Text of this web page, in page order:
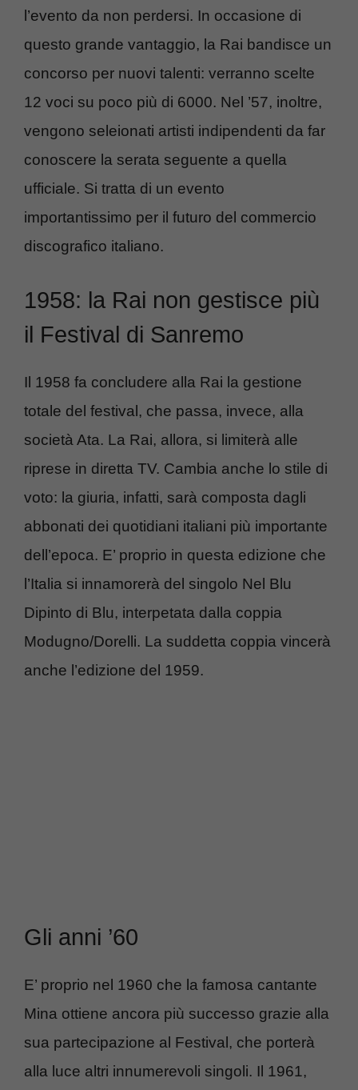
l’evento da non perdersi. In occasione di
questo grande vantaggio, la Rai bandisce un
concorso per nuovi talenti: verranno scelte
12 voci su poco più di 6000. Nel ’57, inoltre,
vengono seleionati artisti indipendenti da far
conoscere la serata seguente a quella
ufficiale. Si tratta di un evento
importantissimo per il futuro del commercio
discografico italiano.
1958: la Rai non gestisce più
il Festival di Sanremo
Il 1958 fa concludere alla Rai la gestione
totale del festival, che passa, invece, alla
società Ata. La Rai, allora, si limiterà alle
riprese in diretta TV. Cambia anche lo stile di
voto: la giuria, infatti, sarà composta dagli
abbonati dei quotidiani italiani più importante
dell’epoca. E’ proprio in questa edizione che
l’Italia si innamorerà del singolo Nel Blu
Dipinto di Blu, interpetata dalla coppia
Modugno/Dorelli. La suddetta coppia vincerà
anche l’edizione del 1959.
Gli anni ’60
E’ proprio nel 1960 che la famosa cantante
Mina ottiene ancora più successo grazie alla
sua partecipazione al Festival, che porterà
alla luce altri innumerevoli singoli. Il 1961,